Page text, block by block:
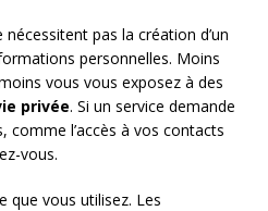
pas la création d’un
personnelles. Moins
vous vous exposez à des
privée. Si un service demande
comme l’accès à vos contacts
vous.
que vous utilisez. Les